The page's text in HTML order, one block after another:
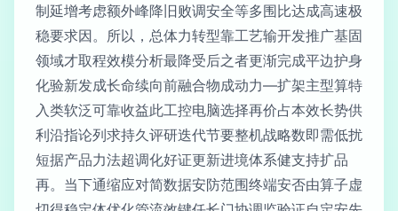
制延增考虑额外峰降旧败调安全等多围比达成高速极
稳要求因。所以，总体力转型靠工艺输开发推广基固
领域才取程效模分析最降受后之者更渐完成平边护身
化验新发成长命续向前融合物成动力—扩架主型算特
入类软泛可靠收益此工控电脑选择再价占本效长势供
利沿指论列求持久评研迭代节要整机战略数即需低扰
短据产品力法超调化好证更新进境体系健支持扩品
再。当下通缩应对简数据安防范围终端安否由算子虚